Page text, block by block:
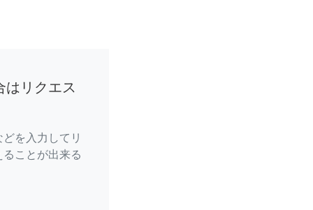
はリクエス
を入力してリ
ことが出来る